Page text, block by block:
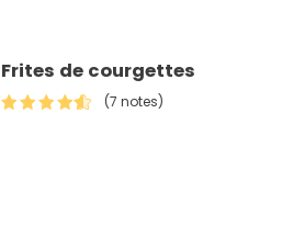
Frites de courgettes
(7 notes)